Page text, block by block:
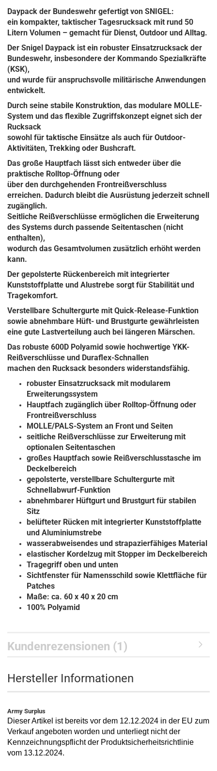
Daypack der Bundeswehr gefertigt von SNIGEL:
ein kompakter, taktischer Tagesrucksack mit rund 50
Litern Volumen – gemacht für Dienst, Outdoor und Alltag.
Der Snigel Daypack ist ein robuster Einsatzrucksack der
Bundeswehr, insbesondere der Kommando Spezialkräfte
(KSK),
und wurde für anspruchsvolle militärische Anwendungen
entwickelt.
Durch seine stabile Konstruktion, das modulare MOLLE-
System und das flexible Zugriffskonzept eignet sich der
Rucksack
sowohl für taktische Einsätze als auch für Outdoor-
Aktivitäten, Trekking oder Bushcraft.
Das große Hauptfach lässt sich entweder über die
praktische Rolltop-Öffnung oder
über den durchgehenden Frontreißverschluss
erreichen. Dadurch bleibt die Ausrüstung jederzeit schnell
zugänglich.
Seitliche Reißverschlüsse ermöglichen die Erweiterung
des Systems durch passende Seitentaschen (nicht
enthalten),
wodurch das Gesamtvolumen zusätzlich erhöht werden
kann.
Der gepolsterte Rückenbereich mit integrierter
Kunststoffplatte und Alustrebe sorgt für Stabilität und
Tragekomfort.
Verstellbare Schultergurte mit Quick-Release-Funktion
sowie abnehmbare Hüft- und Brustgurte gewährleisten
eine gute Lastverteilung auch bei längeren Märschen.
Das robuste 600D Polyamid sowie hochwertige YKK-
Reißverschlüsse und Duraflex-Schnallen
machen den Rucksack besonders widerstandsfähig.
robuster Einsatzrucksack mit modularem
Erweiterungssystem
Hauptfach zugänglich über Rolltop-Öffnung oder
Frontreißverschluss
MOLLE/PALS-System an Front und Seiten
seitliche Reißverschlüsse zur Erweiterung mit
optionalen Seitentaschen
großes Hauptfach sowie Reißverschlusstasche im
Deckelbereich
gepolsterte, verstellbare Schultergurte mit
Schnellabwurf-Funktion
abnehmbarer Hüftgurt und Brustgurt für stabilen
Sitz
belüfteter Rücken mit integrierter Kunststoffplatte
und Aluminiumstrebe
wasserabweisendes und strapazierfähiges Material
elastischer Kordelzug mit Stopper im Deckelbereich
Tragegriff oben und unten
Sichtfenster für Namensschild sowie Klettfläche für
Patches
Maße: ca. 60 x 40 x 20 cm
100% Polyamid
Kundenrezensionen (1)
Hersteller Informationen
Army Surplus
Dieser Artikel ist bereits vor dem 12.12.2024 in der EU zum
Verkauf angeboten worden und unterliegt nicht der
Kennzeichnungspflicht der Produktsicherheitsrichtlinie
vom 13.12.2024.